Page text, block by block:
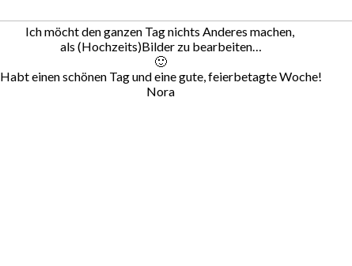
Ich möcht den ganzen Tag nichts Anderes machen,
als (Hochzeits)Bilder zu bearbeiten…
🙂
Habt einen schönen Tag und eine gute, feierbetagte Woche!
Nora